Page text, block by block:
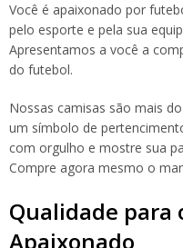
Você é apaixonado por
pelo esporte e pela sua
Apresentamos a você a
do futebol.
Nossas camisas são mais
um símbolo de
com orgulho e mostre sua
Compre agora mesmo o
Qualidade para
Apaixonado